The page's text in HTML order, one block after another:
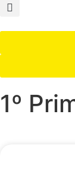
1º